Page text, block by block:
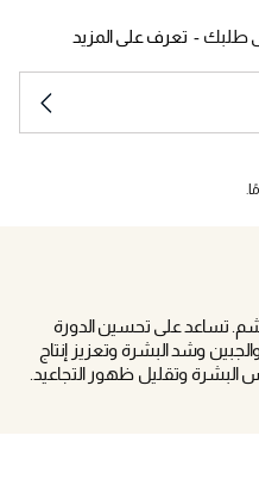
تعرف على المزيد
تساعد على تحسين الدورة
وشد البشرة وتعزيز إنتاج
البشرة وتقليل ظهور التجاعيد.